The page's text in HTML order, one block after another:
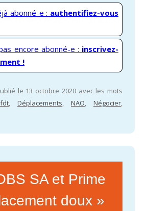
abonné-e : authentifiez-vous
encore abonné-e : inscrivez-
!
le 13 octobre 2020 avec les mots
Déplacements NAO Négocier
SA et Prime
doux »